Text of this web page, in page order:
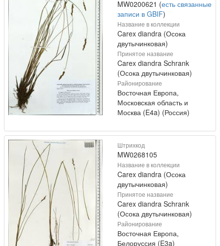
MW0200621 (есть связанные
записи в GBIF)
Название в коллекции
Carex diandra (Осока
двутычинковая)
Принятое название
Carex diandra Schrank
(Осока двутычинковая)
Районирование
Восточная Европа,
Московская область и
Москва (E4a) (Россия)
Штрихкод
MW0268105
Название в коллекции
Carex diandra (Осока
двутычинковая)
Принятое название
Carex diandra Schrank
(Осока двутычинковая)
Районирование
Восточная Европа,
Белоруссия (E3a)